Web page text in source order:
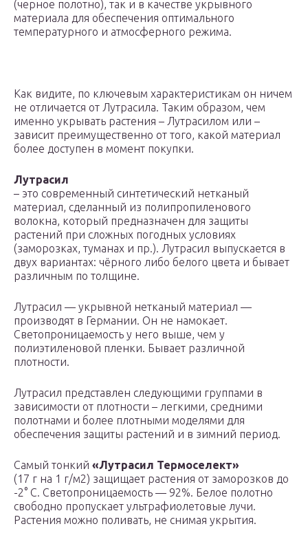
(черное полотно), так и в качестве укрывного
материала для обеспечения оптимального
температурного и атмосферного режима.
Как видите, по ключевым характеристикам он ничем
не отличается от Лутрасила. Таким образом, чем
именно укрывать растения – Лутрасилом или –
зависит преимущественно от того, какой материал
более доступен в момент покупки.
Лутрасил
– это современный синтетический нетканый
материал, сделанный из полипропиленового
волокна, который предназначен для защиты
растений при сложных погодных условиях
(заморозках, туманах и пр.). Лутрасил выпускается в
двух вариантах: чёрного либо белого цвета и бывает
различным по толщине.
Лутрасил — укрывной нетканый материал —
производят в Германии. Он не намокает.
Светопроницаемость у него выше, чем у
полиэтиленовой пленки. Бывает различной
плотности.
Лутрасил представлен следующими группами в
зависимости от плотности – легкими, средними
полотнами и более плотными моделями для
обеспечения защиты растений и в зимний период.
Самый тонкий «Лутрасил Термоселект»
(17 г на 1 г/м2) защищает растения от заморозков до
-2° С. Светопроницаемость — 92%. Белое полотно
свободно пропускает ультрафиолетовые лучи.
Растения можно поливать, не снимая укрытия.